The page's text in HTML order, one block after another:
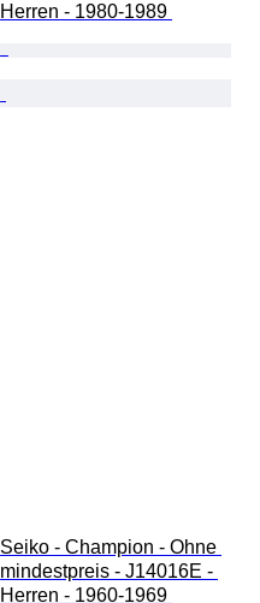
Herren - 1980-1989
Seiko - Champion - Ohne
mindestpreis - J14016E -
Herren - 1960-1969